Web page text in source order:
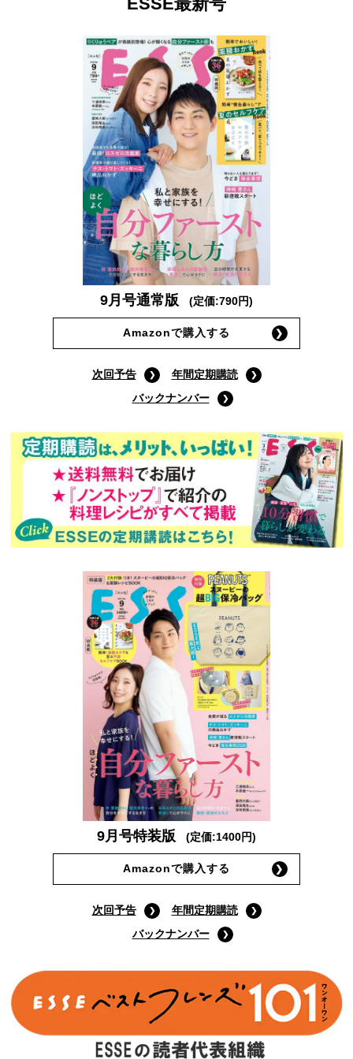
9月号通常版 (定価:790円)
Amazonで購入する
次回予告
年間定期購読
バックナンバー
9月号特装版 (定価:1400円)
Amazonで購入する
次回予告
年間定期購読
バックナンバー